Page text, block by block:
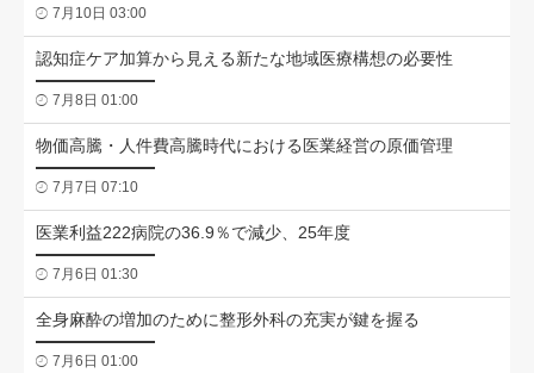
7月10日 03:00
認知症ケア加算から見える新たな地域医療構想の必要性
7月8日 01:00
物価高騰・人件費高騰時代における医業経営の原価管理
7月7日 07:10
医業利益222病院の36.9％で減少、25年度
7月6日 01:30
全身麻酔の増加のために整形外科の充実が鍵を握る
7月6日 01:00